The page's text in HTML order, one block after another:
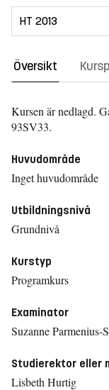
Översikt
Kursen är nedlagd.
93SV33.
Huvudområde
Inget huvudområde
Utbildningsnivå
Grundnivå
Kurstyp
Programkurs
Examinator
Suzanne Parmenius-
Studierektor eller
Lisbeth Hurtig